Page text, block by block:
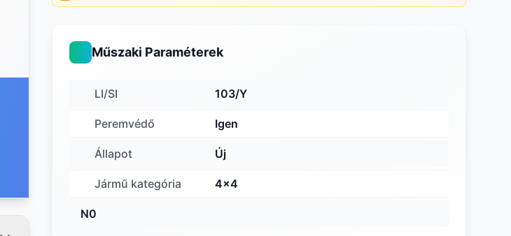
Műszaki Paraméterek
LI/SI 103/Y
Peremvédő Igen
Állapot Új
Jármű kategória 4x4
N0